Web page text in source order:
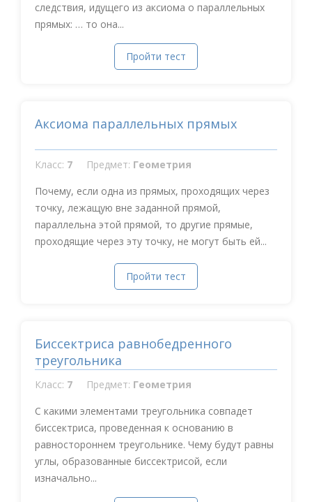
следствия, идущего из аксиома о параллельных
прямых: … то она...
Пройти тест
Аксиома параллельных прямых
Класс: 7 Предмет: Геометрия
Почему, если одна из прямых, проходящих через
точку, лежащую вне заданной прямой,
параллельна этой прямой, то другие прямые,
проходящие через эту точку, не могут быть ей...
Пройти тест
Биссектриса равнобедренного
треугольника
Класс: 7 Предмет: Геометрия
С какими элементами треугольника совпадет
биссектриса, проведенная к основанию в
равностороннем треугольнике. Чему будут равны
углы, образованные биссектрисой, если
изначально...